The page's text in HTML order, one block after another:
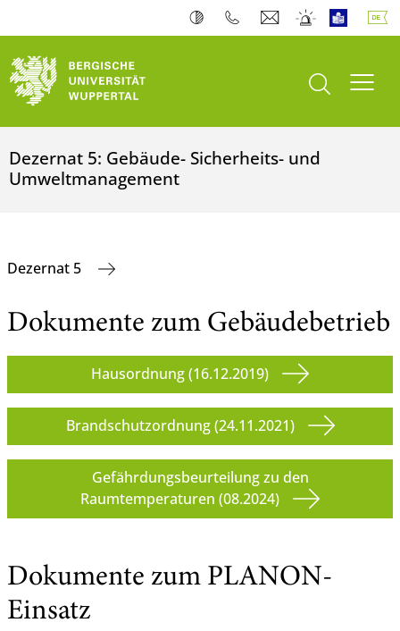
Suche öffnen
Dezernat 5: Gebäude- Sicherheits- und
Umweltmanagement
Dezernat 5
Dokumente zum Gebäudebetrieb
Hausordnung (16.12.2019)
Brandschutzordnung (24.11.2021)
Gefährdungsbeurteilung zu den
Raumtemperaturen (08.2024)
Dokumente zum PLANON-
Einsatz